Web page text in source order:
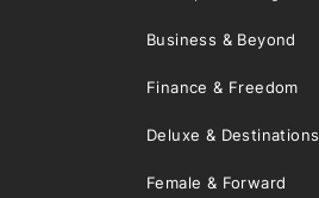
Business & Beyond
Finance & Freedom
Deluxe & Destinations
Female & Forward